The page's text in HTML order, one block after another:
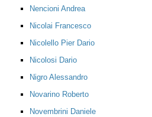
Nencioni Andrea
Nicolai Francesco
Nicolello Pier Dario
Nicolosi Dario
Nigro Alessandro
Novarino Roberto
Novembrini Daniele